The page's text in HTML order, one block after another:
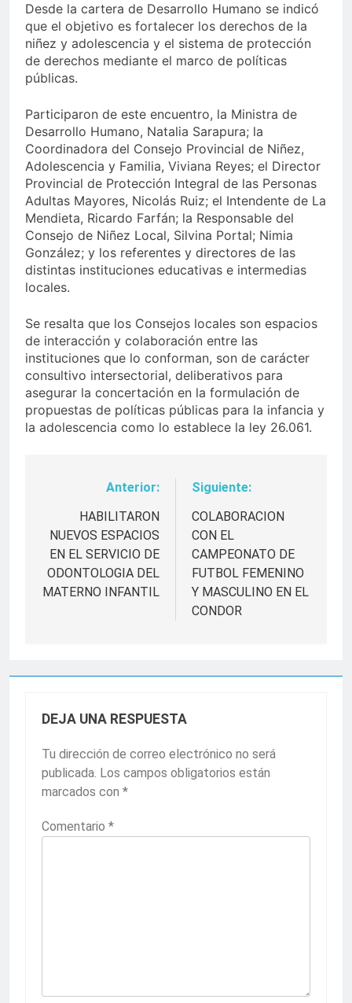
Desde la cartera de Desarrollo Humano se indicó
que el objetivo es fortalecer los derechos de la
niñez y adolescencia y el sistema de protección
de derechos mediante el marco de políticas
públicas.
Participaron de este encuentro, la Ministra de
Desarrollo Humano, Natalia Sarapura; la
Coordinadora del Consejo Provincial de Niñez,
Adolescencia y Familia, Viviana Reyes; el Director
Provincial de Protección Integral de las Personas
Adultas Mayores, Nicolás Ruiz; el Intendente de La
Mendieta, Ricardo Farfán; la Responsable del
Consejo de Niñez Local, Silvina Portal; Nimia
González; y los referentes y directores de las
distintas instituciones educativas e intermedias
locales.
Se resalta que los Consejos locales son espacios
de interacción y colaboración entre las
instituciones que lo conforman, son de carácter
consultivo intersectorial, deliberativos para
asegurar la concertación en la formulación de
propuestas de políticas públicas para la infancia y
la adolescencia como lo establece la ley 26.061.
Navegación
entradas
Anterior:
HABILITARON
NUEVOS ESPACIOS
EN EL SERVICIO DE
ODONTOLOGIA DEL
MATERNO INFANTIL
Siguiente:
COLABORACION
CON EL
CAMPEONATO DE
FUTBOL FEMENINO
Y MASCULINO EN EL
CONDOR
DEJA UNA RESPUESTA
Tu dirección de correo electrónico no será
publicada. Los campos obligatorios están
marcados con *
Comentario *